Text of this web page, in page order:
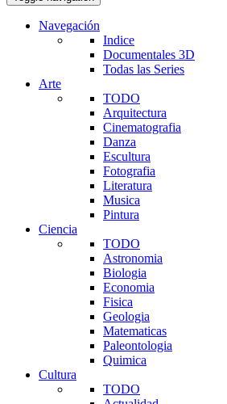
Navegación
Indice
Documentales 3D
Todas las Series
Arte
TODO
Arquitectura
Cinematografia
Danza
Escultura
Fotografia
Literatura
Musica
Pintura
Ciencia
TODO
Astronomia
Biologia
Economia
Fisica
Geologia
Matematicas
Paleontologia
Quimica
Cultura
TODO